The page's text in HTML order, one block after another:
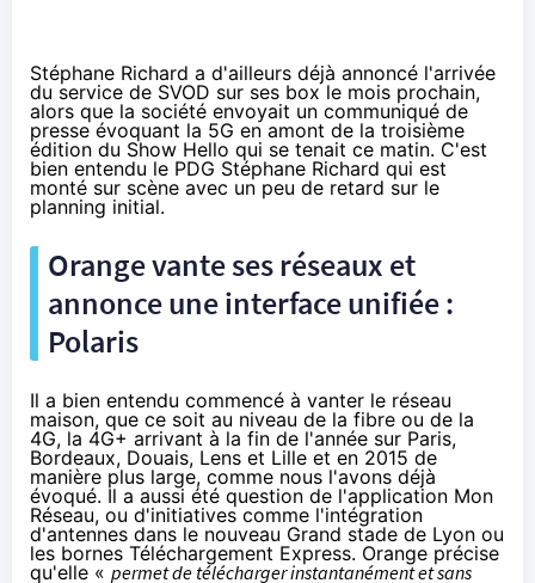
Stéphane Richard a d'ailleurs déjà annoncé l'arrivée
du service de SVOD sur ses boxle mois prochain,
alors que la société envoyait un communiqué de
presse évoquant la 5G en amont de la troisième
édition du Show Hello qui se tenait ce matin. C'est
bien entendu le PDG Stéphane Richard qui est
monté sur scène avec un peu de retard sur le
planning initial.
Orangevante ses réseaux et
annonce une interface unifiée :
Polaris
Il a bien entendu commencé à vanter le réseau
maison, que ce soit au niveau de la fibre ou de la
4G, la 4G+ arrivant à la fin de l'année sur Paris,
Bordeaux, Douais, Lens et Lille et en 2015 de
manière plus large, comme nous l'avons déjà
évoqué. Il a aussi été question de l'application Mon
Réseau, ou d'initiatives comme l'intégration
d'antennes dans le nouveau Grand stade de Lyon ou
les bornes Téléchargement Express. Orange précise
qu'elle « permet de télécharger instantanément et sans